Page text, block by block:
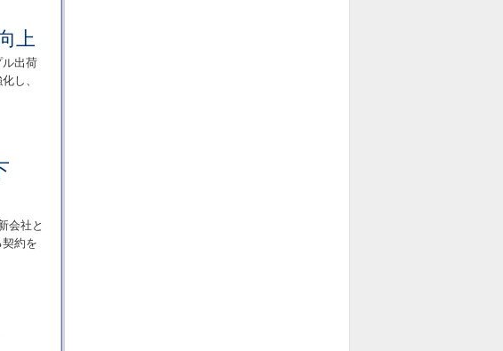
上
ル出荷
し、
会社と
約を